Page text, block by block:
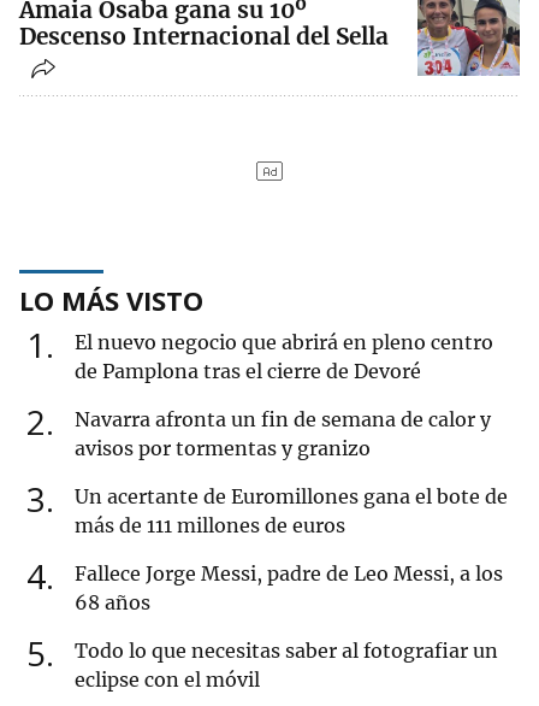
Amaia Osaba gana su 10º
Descenso Internacional del Sella
LO MÁS VISTO
1
El nuevo negocio que abrirá en pleno centro
de Pamplona tras el cierre de Devoré
2
Navarra afronta un fin de semana de calor y
avisos por tormentas y granizo
3
Un acertante de Euromillones gana el bote de
más de 111 millones de euros
4
Fallece Jorge Messi, padre de Leo Messi, a los
68 años
5
Todo lo que necesitas saber al fotografiar un
eclipse con el móvil